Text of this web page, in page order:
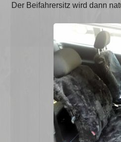
Der Beifahrersitz wird dann